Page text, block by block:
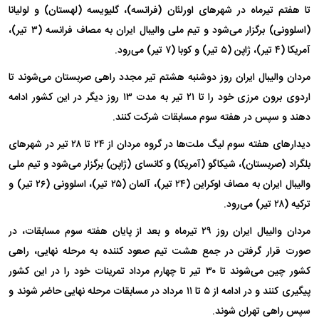
تا هفتم تیرماه در شهر‌های اورلئان (فرانسه)، گلیویسه (لهستان) و لولیانا
(اسلوونی) برگزار می‌شود و تیم ملی والیبال ایران به مصاف فرانسه (۳ تیر)،
آمریکا (۴ تیر)، ژاپن (۵ تیر) و کوبا (۷ تیر) می‌رود.
مردان والیبال ایران روز دوشنبه هشتم تیر مجدد راهی صربستان می‌شوند تا
اردوی برون مرزی خود را تا ۲۱ تیر به مدت ۱۳ روز دیگر در این کشور ادامه
دهند و سپس در هفته سوم مسابقات شرکت کنند.
دیدار‌های هفته سوم لیگ ملت‌ها در گروه مردان از ۲۴ تا ۲۸ تیر در شهر‌های
بلگراد (صربستان)، شیکاگو (آمریکا) و کانسای (ژاپن) برگزار می‌شود و تیم ملی
والیبال ایران به مصاف اوکراین (۲۴ تیر)، آلمان (۲۵ تیر)، اسلوونی (۲۶ تیر) و
ترکیه (۲۸ تیر) می‌رود.
مردان والیبال ایران روز ۲۹ تیرماه و بعد از پایان هفته سوم مسابقات، در
صورت قرار گرفتن در جمع هشت تیم صعود کننده به مرحله نهایی، راهی
کشور چین می‌شوند تا ۳۰ تیر تا چهارم مرداد تمرینات خود را در این کشور
پیگیری کنند و در ادامه از ۵ تا ۱۱ مرداد در مسابقات مرحله نهایی حاضر شوند و
سپس راهی تهران شوند.